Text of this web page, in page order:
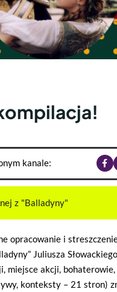
kanale:
z "Balladyny"
opracowanie i
Juliusza
miejsce akcji,
konteksty – 21 stron)